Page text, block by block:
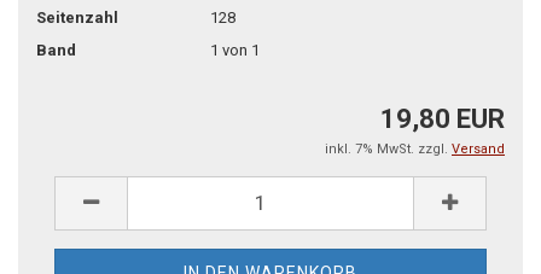
Seitenzahl
128
Band
1 von 1
19,80 EUR
inkl. 7% MwSt. zzgl. Versand